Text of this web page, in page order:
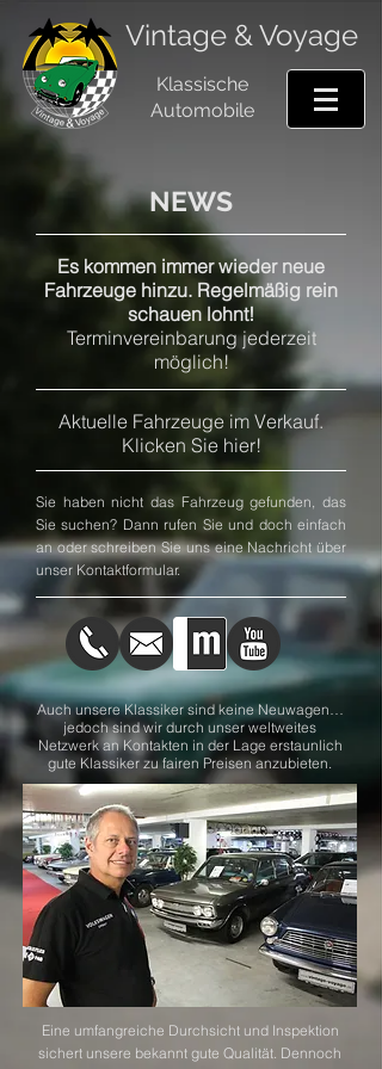
Vintage & Voyage
Klassische
Automobile
NEWS
​Es kommen immer wieder neue
Fahrzeuge hinzu. Regelmäßig rein
schauen lohnt!
Terminvereinbarung jederzeit
möglich!
Aktuelle Fahrzeuge im Verkauf.
Klicken Sie hier!
Sie haben nicht das Fahrzeug gefunden, das
Sie suchen? Dann rufen Sie und doch einfach
an oder schreiben Sie uns eine Nachricht über
unser Kontaktformular.
Auch unsere Klassiker sind keine Neuwagen…
jedoch sind wir durch unser weltweites
Netzwerk an Kontakten in der Lage erstaunlich
gute Klassiker zu fairen Preisen anzubieten.
Eine umfangreiche Durchsicht und Inspektion
sichert unsere bekannt gute Qualität. Dennoch